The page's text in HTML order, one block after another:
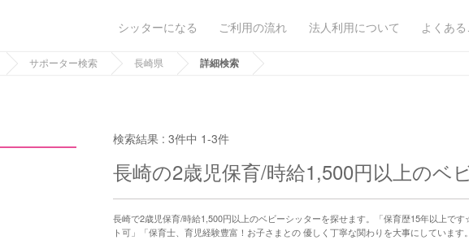
シッターになる ご利用の流れ 法人利用について よくあ
サポーター検索 長崎県 詳細検索
検索結果 :3件中 1-3件
長崎の2歳児保育/時給1,500円以上のベ
長崎で2歳児保育/時給1,500円以上のベビーシッターを探せます。「保育歴15年以上で
ト可」「保育士、育児経験豊富！お子さまとの 優しく丁寧な関わりを大事にしていま